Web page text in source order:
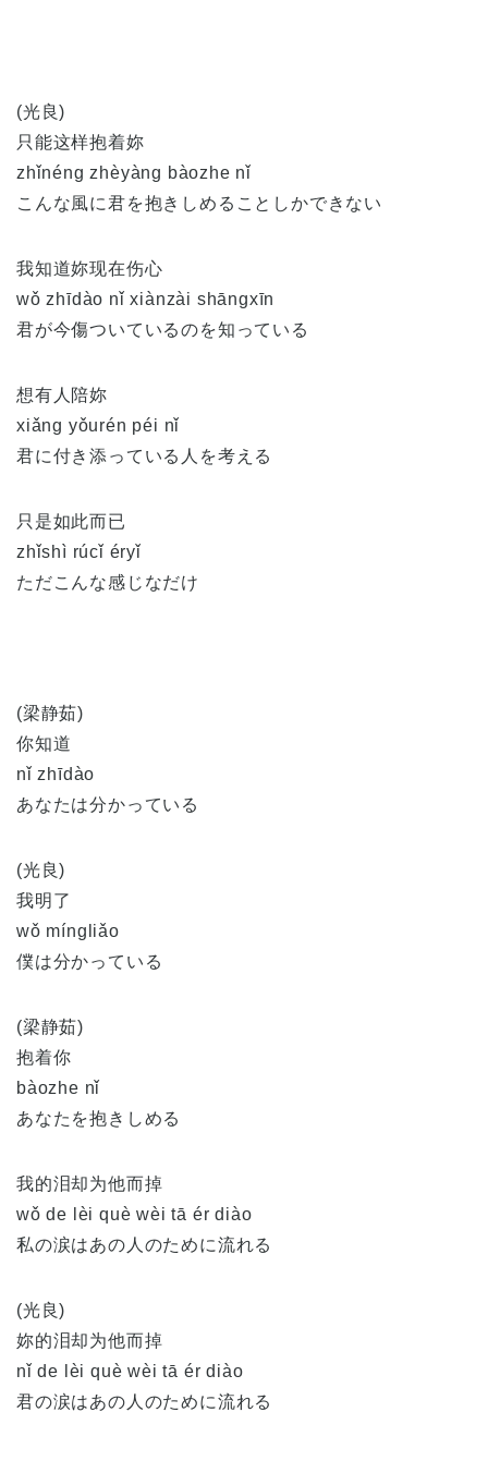
(光良)
只能这样抱着妳
zhǐnéng zhèyàng bàozhe nǐ
こんな風に君を抱きしめることしかできない
我知道妳现在伤心
wǒ zhīdào nǐ xiànzài shāngxīn
君が今傷ついているのを知っている
想有人陪妳
xiǎng yǒurén péi nǐ
君に付き添っている人を考える
只是如此而已
zhǐshì rúcǐ éryǐ
ただこんな感じなだけ
(梁静茹)
你知道
nǐ zhīdào
あなたは分かっている
(光良)
我明了
wǒ míngliǎo
僕は分かっている
(梁静茹)
抱着你
bàozhe nǐ
あなたを抱きしめる
我的泪却为他而掉
wǒ de lèi què wèi tā ér diào
私の涙はあの人のために流れる
(光良)
妳的泪却为他而掉
nǐ de lèi què wèi tā ér diào
君の涙はあの人のために流れる